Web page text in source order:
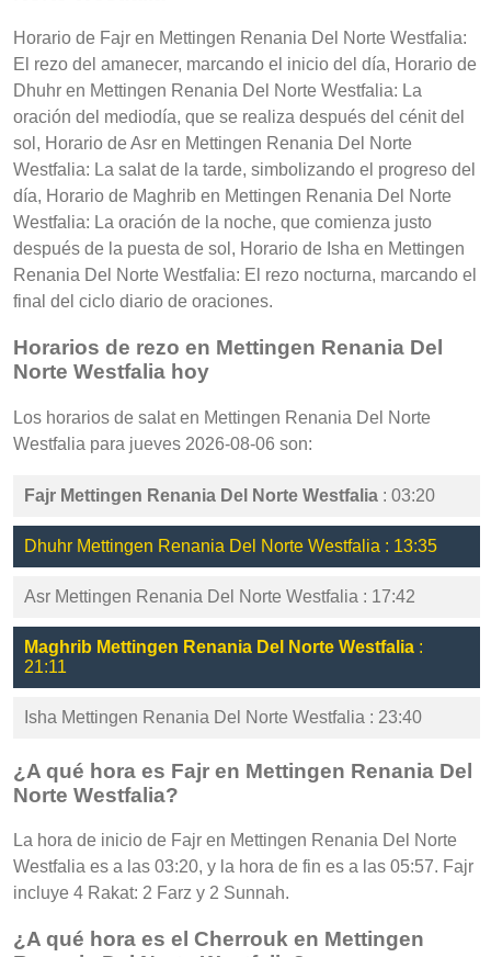
Horario de Fajr en Mettingen Renania Del Norte Westfalia:
El rezo del amanecer, marcando el inicio del día, Horario de
Dhuhr en Mettingen Renania Del Norte Westfalia: La
oración del mediodía, que se realiza después del cénit del
sol, Horario de Asr en Mettingen Renania Del Norte
Westfalia: La salat de la tarde, simbolizando el progreso del
día, Horario de Maghrib en Mettingen Renania Del Norte
Westfalia: La oración de la noche, que comienza justo
después de la puesta de sol, Horario de Isha en Mettingen
Renania Del Norte Westfalia: El rezo nocturna, marcando el
final del ciclo diario de oraciones.
Horarios de rezo en Mettingen Renania Del
Norte Westfalia hoy
Los horarios de salat en Mettingen Renania Del Norte
Westfalia para jueves 2026-08-06 son:
Fajr Mettingen Renania Del Norte Westfalia : 03:20
Dhuhr Mettingen Renania Del Norte Westfalia : 13:35
Asr Mettingen Renania Del Norte Westfalia : 17:42
Maghrib Mettingen Renania Del Norte Westfalia :
21:11
Isha Mettingen Renania Del Norte Westfalia : 23:40
¿A qué hora es Fajr en Mettingen Renania Del
Norte Westfalia?
La hora de inicio de Fajr en Mettingen Renania Del Norte
Westfalia es a las 03:20, y la hora de fin es a las 05:57. Fajr
incluye 4 Rakat: 2 Farz y 2 Sunnah.
¿A qué hora es el Cherrouk en Mettingen